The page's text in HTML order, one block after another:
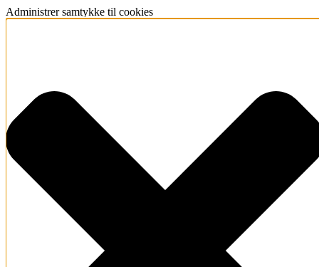
Administrer samtykke til cookies